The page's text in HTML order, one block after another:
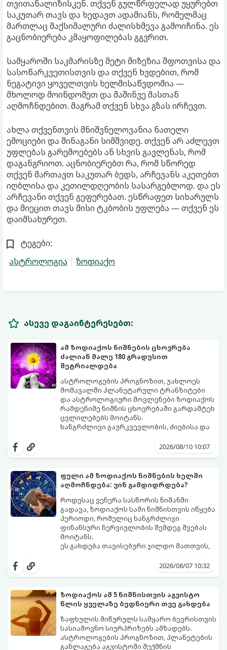
თვითანალიზისკენ. თქვენ გულწრფელად უყურებთ
საკუთარ თავს და ხედავთ ადამიანს, რომელმაც
მართლაც მაქსიმალური ძალისხმევა გამოიჩინა. ეს
გაცნობიერება კმაყოფილებას გგვრით.
სამყაროში საკმარისზე მეტი მიზეზია შფოთვისა და
სასოწარკვეთისთვის და თქვენ ხვდებით, რომ
ნეგატივი ყოველთვის ხელმისაწვდომია —
მხოლოდ მოინდომეთ და მაშინვე მასთან
აღმოჩნდებით. მაგრამ თქვენ სხვა გზას ირჩევთ.
ახლა თქვენთვის მნიშვნელოვანია ნათელი
ემოციები და შინაგანი სიმშვიდე. თქვენ არ აძლევთ
უფლებას გარემოებებს ან სხვის გავლენას, რომ
დაგანგრიოთ. აცნობიერებთ რა, რომ სწორედ
თქვენ მართავთ საკუთარ ბედს, არჩევანს აკეთებთ
იღბლისა და კეთილდღეობის სასარგებლოდ. და ეს
არჩევანი თქვენ გეფერებათ. ესწრაფეთ სიხარულს
და მიეცით თავს მისი ტკბობის უფლება — თქვენ ეს
დაიმსახურეთ.
ტეგები:
ასტროლოგია
ზოდიაქო
ასევე დაგაინტერესებთ:
ამ ზოდიაქოს ნიშნების ცხოვრება
ძალიან მალე 180 გრადუსით
შეტრიალდება
ასტროლოგების პროგნოზით, უახლოეს
მომავალში პლანეტარული ტრანზიტები
და ასტროლოგიური მოვლენები ზოდიაქოს
რამდენიმე ნიშნის ცხოვრებაში გარდამტეხ
ცვლილებებს მოიტანს.
ხანგრძლივი გაურკვევლობის, ძიებისა და
პერიოდი, როდესაც მოვლენები ელვის
შესაძლებლობებით ჩაანაცვლებს.
აი, ზოდიაქოს ის იღბლიანი ნიშნები,
რომელთა ცხოვრებაც უახლოეს ხანში
რადიკალურად შეიცვლება:
2026/08/10 10:07
ფული ამ ზოდიაქოს ნიშნების ხელში
აღმოჩნდება: ვინ გამდიდრდება?
როდესაც ვენერა სასწორის ნიშანში
გადავა, ზოდიაქოს სამი ნიშნისთვის იწყება
პერიოდი, რომელიც ხანგრძლივი
ფინანსური ნერვიულობის შემდეგ შვებას
მოიტანს.
ეს გახდება თავისებური ჯილდო მათთვის,
იჩენდა და სირთულეების მიუხედავად წინ
სურვილების გადადებასა და ხარჯების
მკაცრ კონტროლს. თუმცა, ახლა სიტუაცია
თანდათან შეიცვლება.
პრობლემები, რომლებიც უსასრულო
გეგონათ, უკან დაიხევს, ამასთან ერთად კი
გაჩნდება მეტი ნდობა მომავლის მიმართ.
რთული პერიოდის შემდეგ ეს ნიშნები
შეძლებენ ამოისუნთქონ და დაინახონ
ახალი შესაძლებლობები.
2026/08/07 10:32
ზოდიაქოს ამ 5 ნიშნისთვის აგვისტო
წლის ყველაზე ბედნიერი თვე გახდება
ზაფხულის მიწურულს სამყარო ბევრისთვის
სასიამოვნო სიურპრიზებს ამზადებს.
ასტროლოგების პროგნოზით, პლანეტების
განლაგება აგვისტოში შექმნის